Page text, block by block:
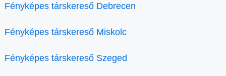
Fényképes társkereső Debrecen
Fényképes társkereső Miskolc
Fényképes társkereső Szeged